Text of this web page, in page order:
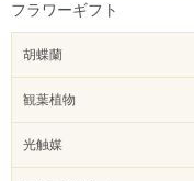
フラワーギフト
胡蝶蘭
観葉植物
光触媒